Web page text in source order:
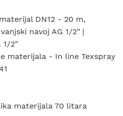
DN12 - 20 m,
navoj AG 1/2" |
1/2"
materijala - In line Texspray
materijala 70 litara